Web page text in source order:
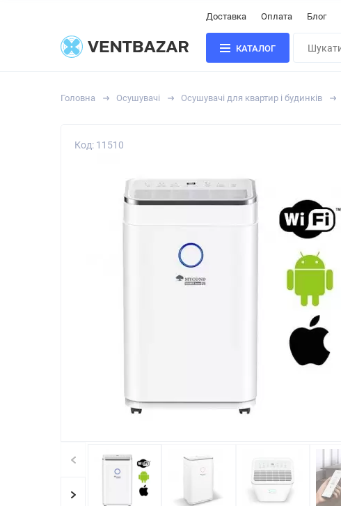
Доставка Оплата Блог
КАТАЛОГ
Головна Осушувачі Осушувачі для квартир і будинків
Код: 11510